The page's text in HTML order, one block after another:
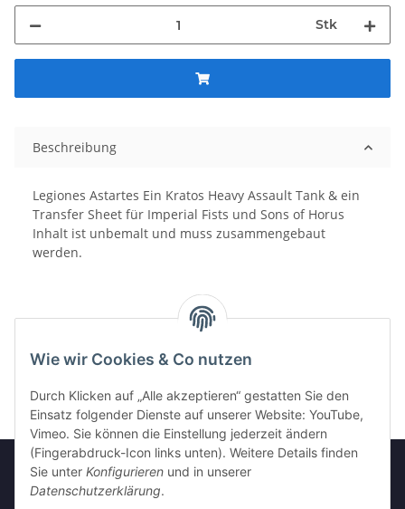
Wie wir Cookies & Co nutzen
Durch Klicken auf „Alle akzeptieren“ gestatten Sie den
Einsatz folgender Dienste auf unserer Website: YouTube,
Vimeo. Sie können die Einstellung jederzeit ändern
(Fingerabdruck-Icon links unten). Weitere Details finden
Sie unter Konfigurieren und in unserer
Datenschutzerklärung.
Stk
Beschreibung
Legiones Astartes Ein Kratos Heavy Assault Tank & ein
Transfer Sheet für Imperial Fists und Sons of Horus
Inhalt ist unbemalt und muss zusammengebaut
werden.